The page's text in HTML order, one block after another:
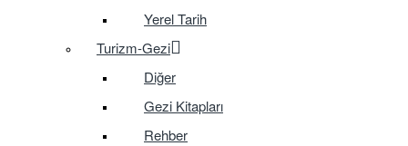
Yerel Tarih
Turizm-Gezi
Diğer
Gezi Kitapları
Rehber